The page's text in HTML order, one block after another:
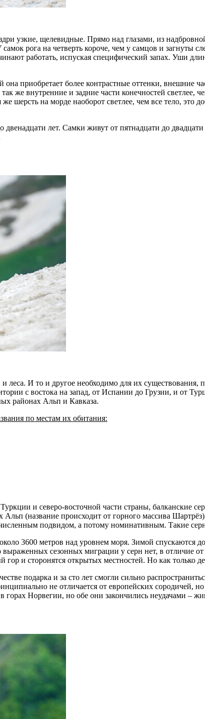
узкие, щелевидные. Прямо над глазами, из
рога на четверть короче, чем у самцов и загнуты
работать, испуская специфический запах. Уши
приобретает более контрастные оттенки, внешние
же внутренние и задние части конечностей
шерсть на морде наоборот светлее, чем все тело, это
лет. Самки живут от пятнадцати до
И то и другое необходимо для их существования,
с востока на запад, от Испании до Грузии, и от
районах Альп и Кавказа.
по местам их обитания:
и северо-восточной части страны, балканские
(название происходит от горного массива
подвидом, а потому номинативным. Такие
3600 метров над уровнем моря. Зимой спускаются
сезонных миграции у серн нет, в отличие
и сторонятся открытых местностей. Но как только
подарка и за сто лет смогли сильно
не отличается от европейских сородичей,
горах Норвегии, но обе они закончились неудачами –